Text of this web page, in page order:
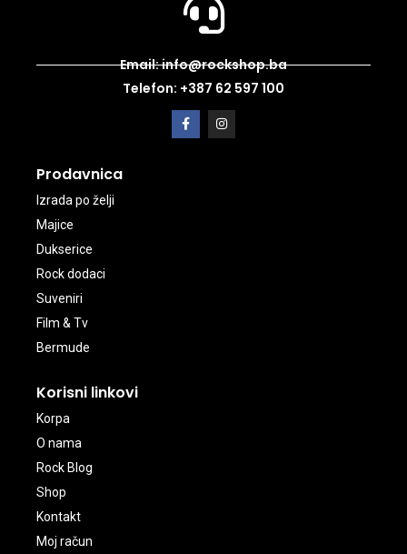
Email: info@rockshop.ba
Telefon: +387 62 597 100
Prodavnica
Izrada po želji
Majice
Dukserice
Rock dodaci
Suveniri
Film & Tv
Bermude
Korisni linkovi
Korpa
O nama
Rock Blog
Shop
Kontakt
Moj račun